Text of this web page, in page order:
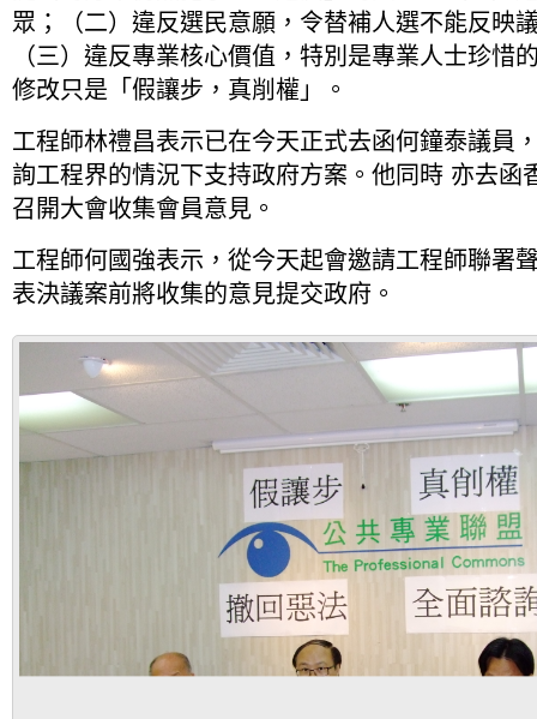
眾；（二）違反選民意願，令替補人選不能反映
（三）違反專業核心價值，特別是專業人士珍惜
修改只是「假讓步，真削權」。
工程師林禮昌表示已在今天正式去函何鐘泰議員
詢工程界的情況下支持政府方案。他同時 亦去函
召開大會收集會員意見。
工程師何國強表示，從今天起會邀請工程師聯署
表決議案前將收集的意見提交政府。